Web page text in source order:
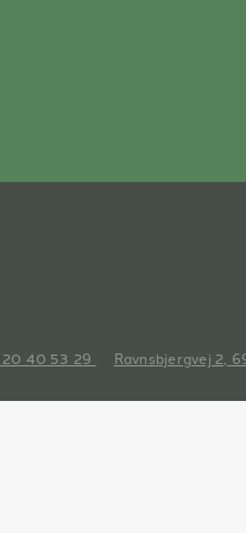
40 53 29 Ravnsbjergvej 2,